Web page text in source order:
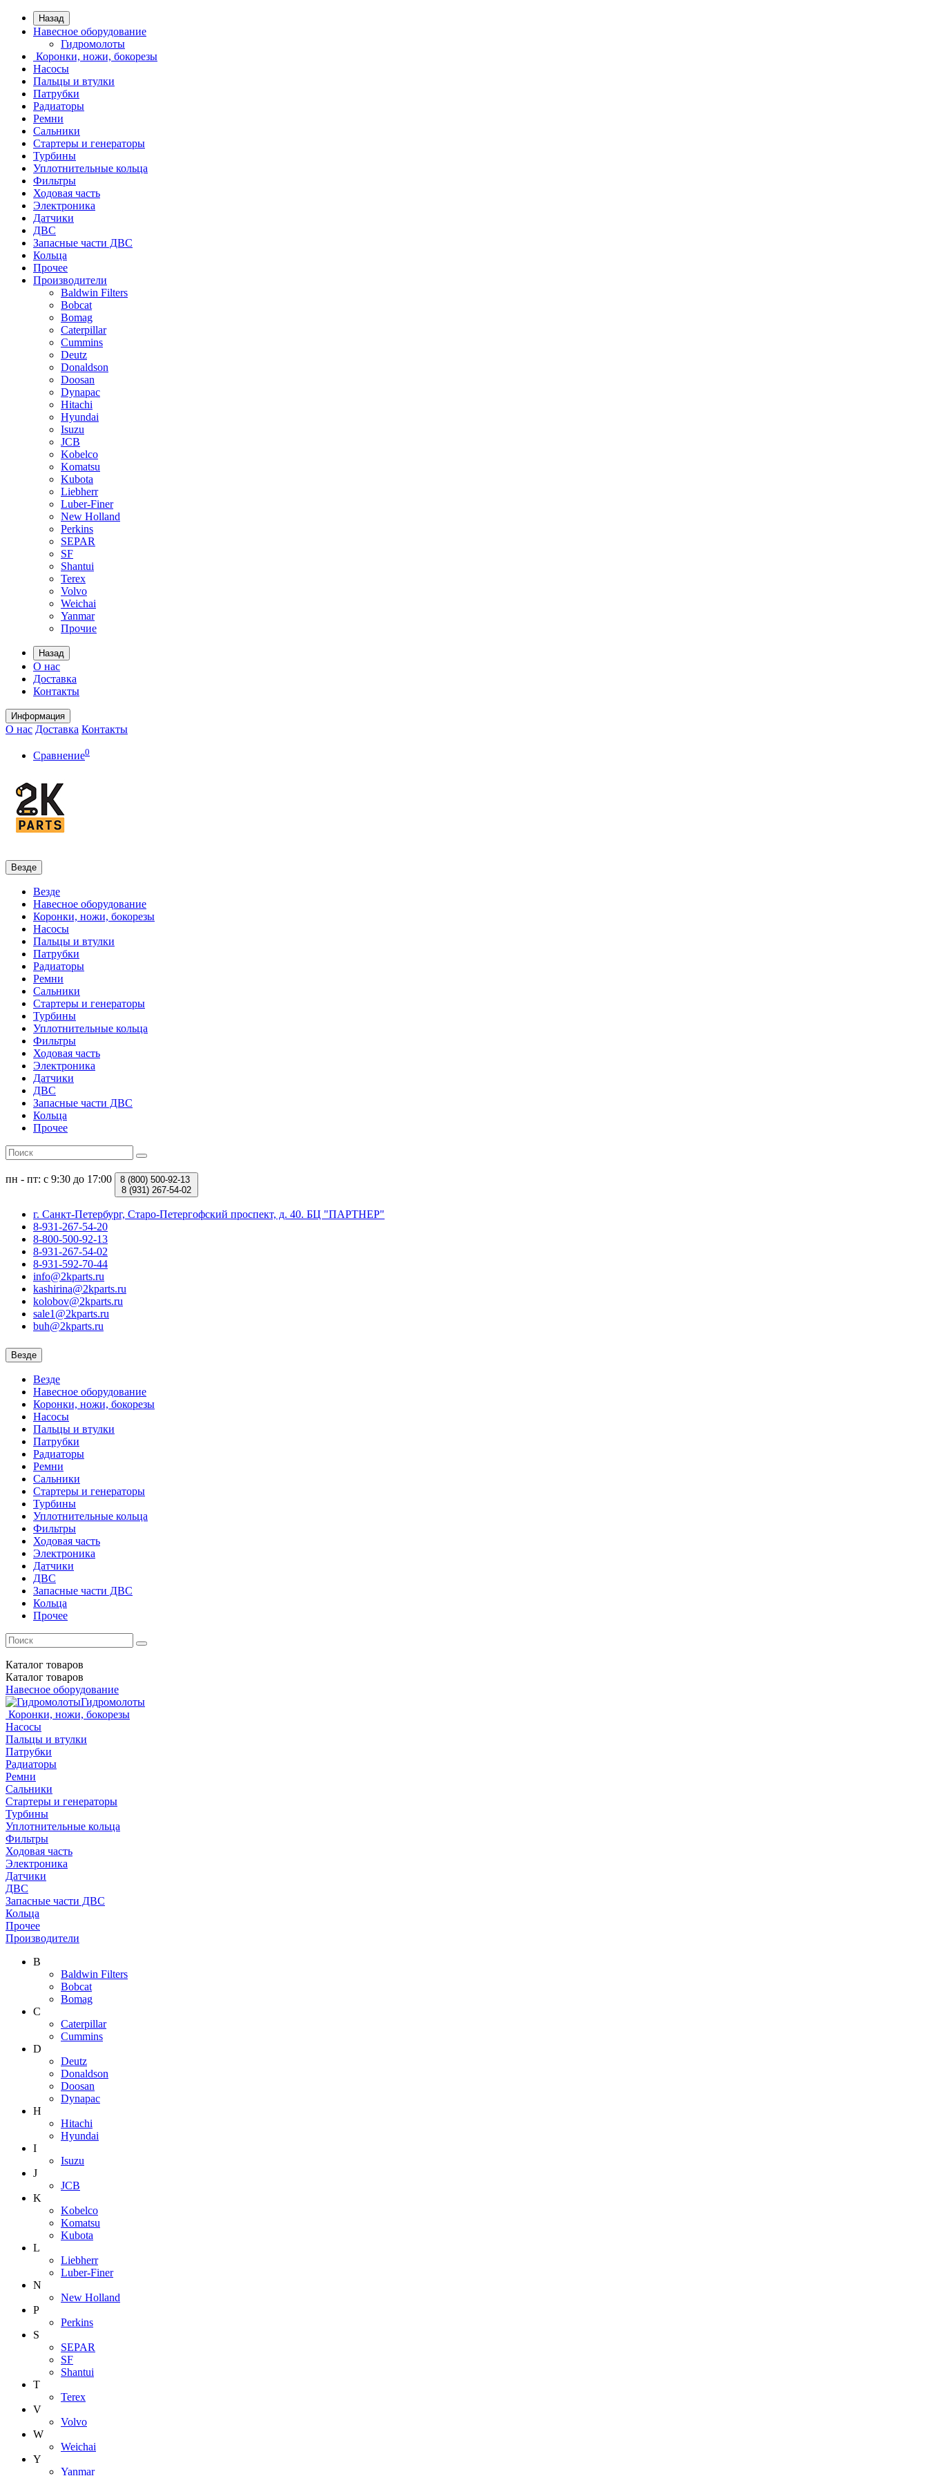
Назад
Навесное оборудование
Гидромолоты
Коронки, ножи, бокорезы
Насосы
Пальцы и втулки
Патрубки
Радиаторы
Ремни
Сальники
Стартеры и генераторы
Турбины
Уплотнительные кольца
Фильтры
Ходовая часть
Электроника
Датчики
ДВС
Запасные части ДВС
Кольца
Прочее
Производители
Baldwin Filters
Bobcat
Bomag
Caterpillar
Cummins
Deutz
Donaldson
Doosan
Dynapac
Hitachi
Hyundai
Isuzu
JCB
Kobelco
Komatsu
Kubota
Liebherr
Luber-Finer
New Holland
Perkins
SEPAR
SF
Shantui
Terex
Volvo
Weichai
Yanmar
Прочие
Назад
О нас
Доставка
Контакты
Информация
О нас Доставка Контакты
Сравнение0
Везде
Везде
Навесное оборудование
Коронки, ножи, бокорезы
Насосы
Пальцы и втулки
Патрубки
Радиаторы
Ремни
Сальники
Стартеры и генераторы
Турбины
Уплотнительные кольца
Фильтры
Ходовая часть
Электроника
Датчики
ДВС
Запасные части ДВС
Кольца
Прочее
пн - пт: с 9:30 до 17:00 8 (800) 500-92-13
8 (931) 267-54-02
г. Санкт-Петербург, Старо-Петергофский проспект, д. 40. БЦ "ПАРТНЕР"
8-931-267-54-20
8-800-500-92-13
8-931-267-54-02
8-931-592-70-44
info@2kparts.ru
kashirina@2kparts.ru
kolobov@2kparts.ru
sale1@2kparts.ru
buh@2kparts.ru
Везде
Везде
Навесное оборудование
Коронки, ножи, бокорезы
Насосы
Пальцы и втулки
Патрубки
Радиаторы
Ремни
Сальники
Стартеры и генераторы
Турбины
Уплотнительные кольца
Фильтры
Ходовая часть
Электроника
Датчики
ДВС
Запасные части ДВС
Кольца
Прочее
Каталог товаров
Каталог товаров
Навесное оборудование
Гидромолоты
Коронки, ножи, бокорезы
Насосы
Пальцы и втулки
Патрубки
Радиаторы
Ремни
Сальники
Стартеры и генераторы
Турбины
Уплотнительные кольца
Фильтры
Ходовая часть
Электроника
Датчики
ДВС
Запасные части ДВС
Кольца
Прочее
Производители
B
Baldwin Filters
Bobcat
Bomag
C
Caterpillar
Cummins
D
Deutz
Donaldson
Doosan
Dynapac
H
Hitachi
Hyundai
I
Isuzu
J
JCB
K
Kobelco
Komatsu
Kubota
L
Liebherr
Luber-Finer
N
New Holland
P
Perkins
S
SEPAR
SF
Shantui
T
Terex
V
Volvo
W
Weichai
Y
Yanmar